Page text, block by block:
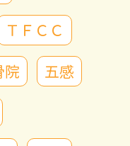
ＴＦＣＣ
院
五感